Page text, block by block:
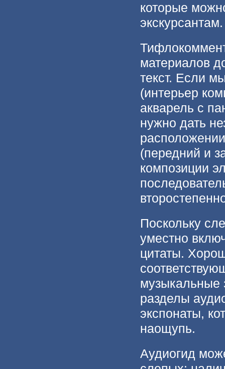
которые
экскурсантам.
материалов
текст. Если
(интерьер
акварель с
нужно дать
(передний и
композиции
Поскольку
уместно
цитаты.
музыкальные
разделы
экспонаты,
наощупь.
Аудиогид